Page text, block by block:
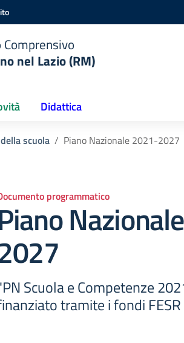
nel Lazio (RM)
Didattica
scuola Piano Nazionale 2021-2027
programmatico
Scuola e Competenze
tramite i fondi FESR